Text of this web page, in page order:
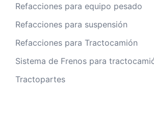
Refacciones para equipo pesado
Refacciones para suspensión
Refacciones para Tractocamión
Sistema de Frenos para
Tractopartes